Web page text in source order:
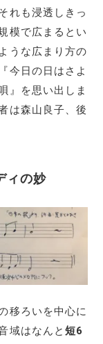
れも浸透しきっ
模で広まるとい
うな広まり方の
今日の日はさよ
』を思い出しま
は森山良子、後
ィの妙
移ろいを中心に
域はなんと短6